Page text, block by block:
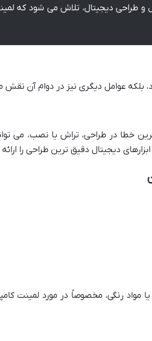
و طراحی دیجیتال، تلاش می شود که
بلکه عوامل دیگری نیز در دوام آن نقش
خطا در طراحی، تراش یا نصب، می
دیجیتال دقیق ترین طراحی را
مواد رنگی، مخصوصاً در مورد لمینت